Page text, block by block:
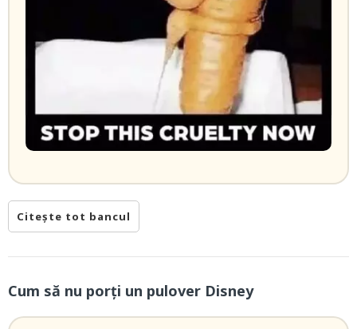
Citește tot bancul
Cum să nu porți un pulover Disney